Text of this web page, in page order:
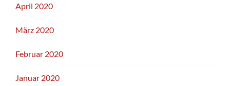
April 2020
März 2020
Februar 2020
Januar 2020